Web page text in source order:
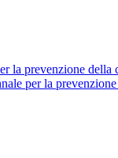
la prevenzione della
per la